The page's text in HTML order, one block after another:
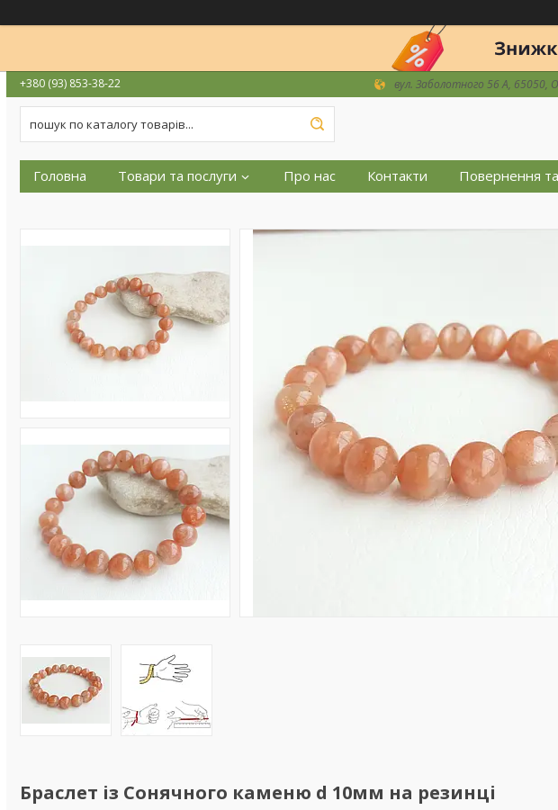
+380 (93) 853-38-22 вул. Заболотного 56 А, 65050,
Головна Товари та послуги Про нас Контакти Повернення
Браслет із Сонячного каменю d 10мм на резинці